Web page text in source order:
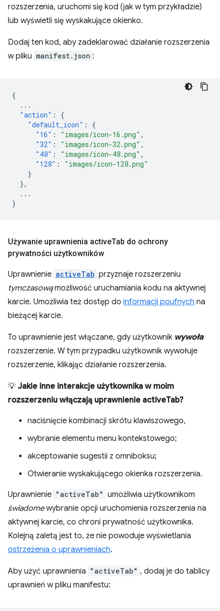
rozszerzenia, uruchomi się kod (jak w tym przykładzie)
lub wyświetli się wyskakujące okienko.
Dodaj ten kod, aby zadeklarować działanie rozszerzenia
w pliku manifest.json :
{
...
"action" :
{
"default_icon" :
{
"16" : "images/icon-16.png" ,
"32" : "images/icon-32.png" ,
"48" : "images/icon-48.png" ,
"128" :
"images/icon-128.png"
}
},
...
}
Używanie uprawnienia activeTab do ochrony
prywatności użytkowników
Uprawnienie activeTab przyznaje rozszerzeniu
tymczasowąmożliwość uruchamiania kodu na aktywnej
karcie. Umożliwia też dostęp do informacji poufnych na
bieżącej karcie.
To uprawnienie jest włączane, gdy użytkownik wywoła
rozszerzenie. W tym przypadku użytkownik wywołuje
rozszerzenie, klikając działanie rozszerzenia.
💡 Jakie inne interakcje użytkownika w moim
rozszerzeniu włączają uprawnienie activeTab?
naciśnięcie kombinacji skrótu klawiszowego,
wybranie elementu menu kontekstowego;
akceptowanie sugestii z omniboksu;
Otwieranie wyskakującego okienka rozszerzenia.
Uprawnienie "activeTab" umożliwia użytkownikom
świadomewybranie opcji uruchomienia rozszerzenia na
aktywnej karcie, co chroni prywatność użytkownika.
Kolejną zaletą jest to, że nie powoduje wyświetlania
ostrzeżenia o uprawnieniach.
Aby użyć uprawnienia "activeTab" , dodaj je do tablicy
uprawnień w pliku manifestu: